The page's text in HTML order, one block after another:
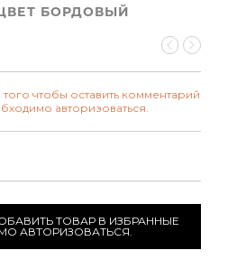
БОРДОВЫЙ
чтобы оставить комментарий
авторизоваться.
ТОВАР В ИЗБРАННЫЕ
АВТОРИЗОВАТЬСЯ.